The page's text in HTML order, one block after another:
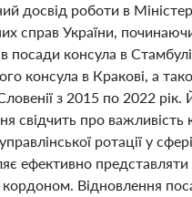
досвід роботи в
справ України,
посади консула в
консула в Кракові, а
з 2015 по 2022 рік.
свідчить про важливість
ротації у
ефективно представляти
кордоном. Відновлення